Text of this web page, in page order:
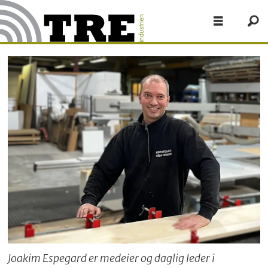
Joakim Espegard er medeier og daglig leder i